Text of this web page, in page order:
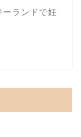
ーランドで妊